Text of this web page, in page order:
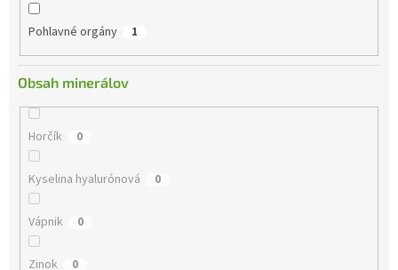
Pohlavné orgány 1
Obsah minerálov
Horčík 0
Kyselina hyalurónová 0
Vápnik 0
Zinok 0